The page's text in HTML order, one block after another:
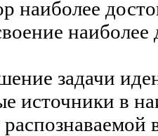
наиболее
наиболее
задачи
источники в